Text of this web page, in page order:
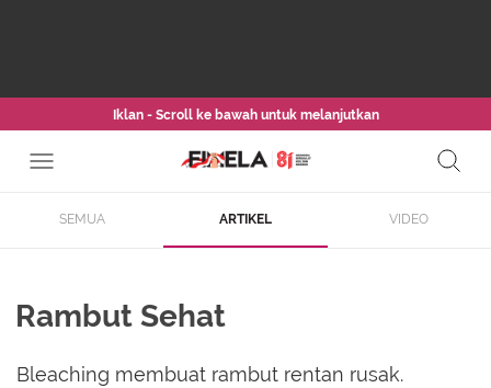
Iklan - Scroll ke bawah untuk melanjutkan
SEMUA ARTIKEL VIDEO
Rambut Sehat
Bleaching membuat rambut rentan rusak.